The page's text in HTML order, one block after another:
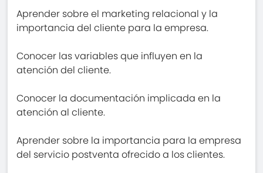
Aprender sobre el marketing relacional y la
importancia del cliente para la empresa.
Conocer las variables que influyen en la
atención del cliente.
Conocer la documentación implicada en la
atención al cliente.
Aprender sobre la importancia para la empresa
del servicio postventa ofrecido a los clientes.